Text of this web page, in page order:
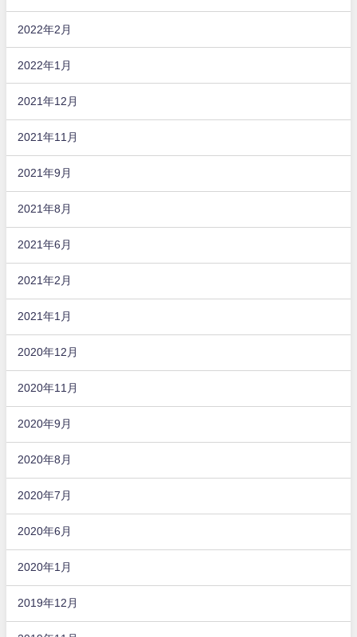
2022年2月
2022年1月
2021年12月
2021年11月
2021年9月
2021年8月
2021年6月
2021年2月
2021年1月
2020年12月
2020年11月
2020年9月
2020年8月
2020年7月
2020年6月
2020年1月
2019年12月